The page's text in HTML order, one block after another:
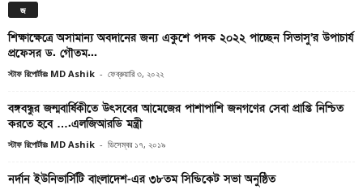
জ
শিক্ষাক্ষেত্রে অসামান্য অবদানের জন্য একুশে পদক ২০২২ পাচ্ছেন সিভাসু’র উপাচার্য
প্রফেসর ড. গৌতম...
স্টাফ রিপোর্টারঃ MD Ashik - ফেব্রুয়ারি ৩, ২০২২
বঙ্গবন্ধুর জন্মবার্ষিকীতে উৎসবের আমেজের পাশাপাশি জনগণের সেবা প্রাপ্তি নিশ্চিত
করতে হবে ….এলজিআরডি মন্ত্রী
স্টাফ রিপোর্টারঃ MD Ashik - ডিসেম্বর ১৭, ২০১৯
নর্দান ইউনিভার্সিটি বাংলাদেশ-এর ৩৮তম সিন্ডিকেট সভা অনুষ্ঠিত